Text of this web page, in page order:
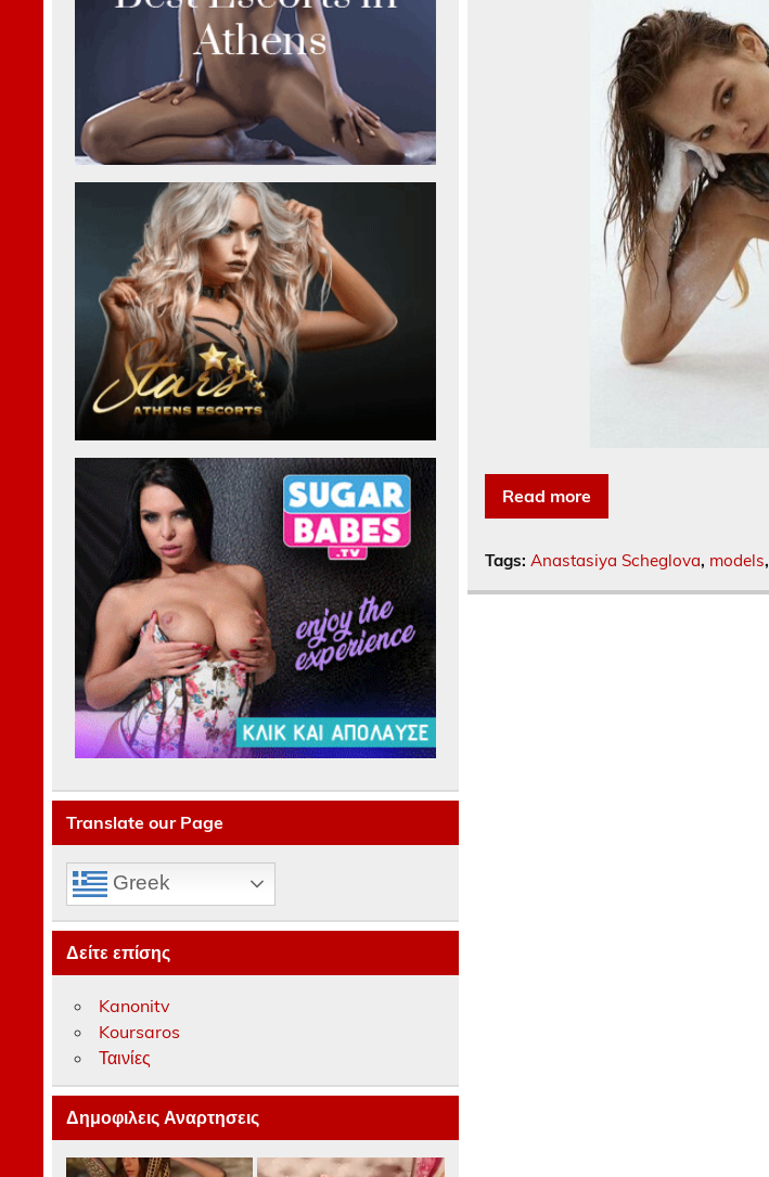
Read more
Tags: Anastasiya Scheglova, models,
Translate our Page
Greek
Δείτε επίσης
Kanonitv
Koursaros
Ταινίες
Δημοφιλεις Αναρτησεις